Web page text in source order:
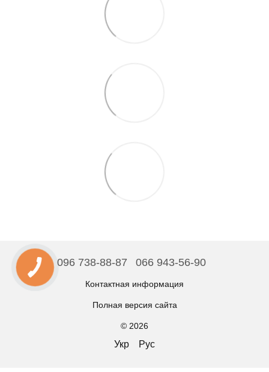
096 738-88-87 066 943-56-90
Контактная информация
Полная версия сайта
© 2026
Укр Рус